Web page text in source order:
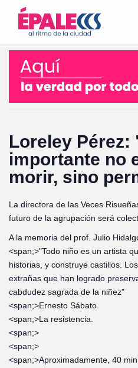
Loreley Pérez:
importante no
morir, sino
La directora de las Veces
futuro de la agrupación será
A la memoria del prof. Julio
<span;>‎"Todo niño es un artista
historias, y construye castillos.
extrañas que han logrado
cabdudez sagrada de la niñez"
<span;>‎Ernesto Sábato.
<span;>‎La resistencia.
<span;>‎
<span;>‎
<span;>‎Aproximadamente, 40